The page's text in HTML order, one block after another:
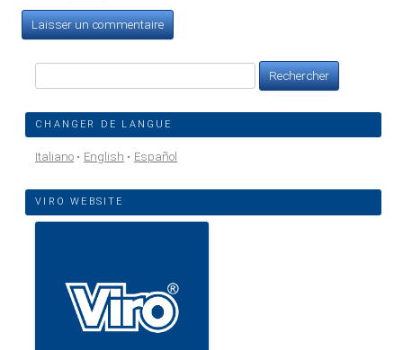
CHANGER DE LANGUE
Italiano English Español
VIRO WEBSITE